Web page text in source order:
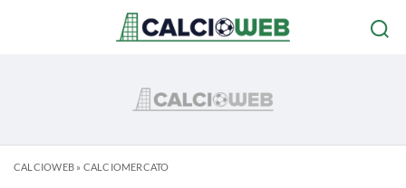
CALCIOWEB» CALCIOMERCATO